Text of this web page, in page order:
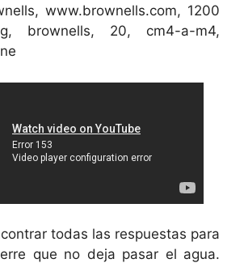
www.brownells.com, 1200
brownells, 20, cm4-a-m4,
todas las respuestas para
que no deja pasar el agua.